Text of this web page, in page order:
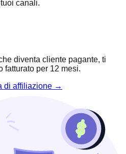
canali.
diventa cliente pagante, ti
fatturato per 12 mesi.
di affiliazione →